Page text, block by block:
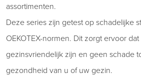
assortimenten.
Deze series zijn getest op schadelijke
OEKOTEX-normen. Dit zorgt ervoor
gezinsvriendelijk zijn en geen schade
gezondheid van u of uw gezin.